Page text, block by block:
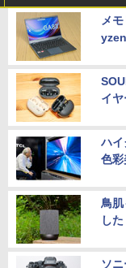
メ
イ
ハ
色彩
鳥肌
した
ソ